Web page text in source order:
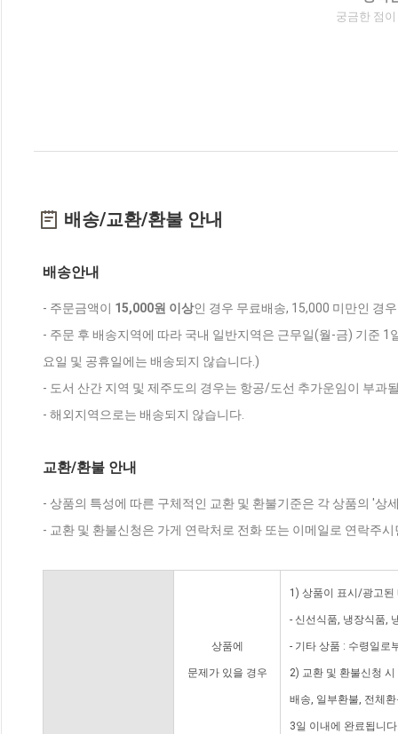
궁금한 점
배송/교환/환불 안내
배송안내
- 주문금액이 15,000원 이상인 경우 무료배송, 15,000 미만인 경
- 주문 후 배송지역에 따라 국내 일반지역은 근무일(월-금) 기준
요일 및 공휴일에는 배송되지 않습니다.)
- 도서 산간 지역 및 제주도의 경우는 항공/도선 추가운임이 부과
- 해외지역으로는 배송되지 않습니다.
교환/환불 안내
- 상품의 특성에 따른 구체적인 교환 및 환불기준은 각 상품의 '상
- 교환 및 환불신청은 가게 연락처로 전화 또는 이메일로 연락주
상품에
문제가 있을 경우
1) 상품이 표시/광고된
- 신선식품, 냉장식품,
- 기타 상품 : 수령일로
2) 교환 및 환불신청
배송, 일부환불, 전체
3일 이내에 완료됩니